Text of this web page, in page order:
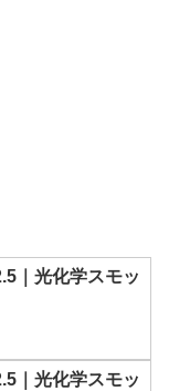
｜光化学スモッ
｜光化学スモッ